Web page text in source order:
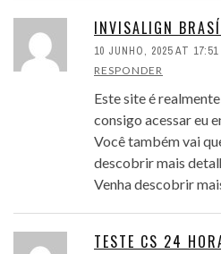
INVISALIGN
10 JUNHO, 2025 AT 17:51
RESPONDER
Este site é
consigo acessar eu
Você também vai
descobrir mais
Venha descobrir
TESTE CS 24